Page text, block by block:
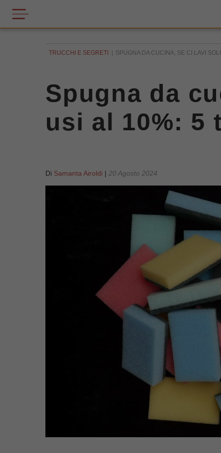
TRUCCHI E SEGRETI SPUGNA DA CUCINA, SE CI LAVI
Spugna da
usi al 10%: 5
Di Samanta Airoldi | 20 Agosto 2024